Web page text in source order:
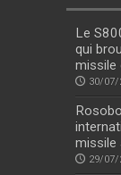
Le
qui
missile
30/07/
missile
29/07/